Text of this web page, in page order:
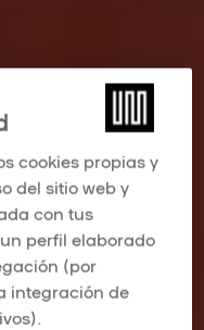
cookies propias y
del sitio web y
con tus
perfil elaborado
(por
integración de